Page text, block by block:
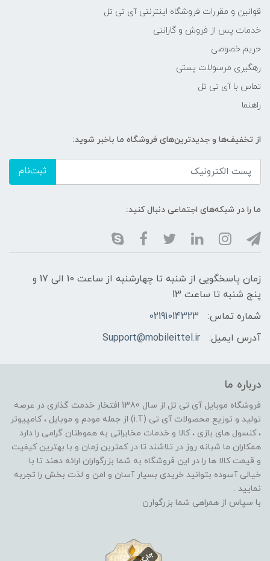
قوانین و مقررات فروشگاه اینترنتی آی تی تل
خدمات پس از فروش و گارانتی
حریم خصوصی
رهگیری مرسولات پستی
تماس با آی تی تل
راهنما
از تخفیف‌ها و جدیدترین‌های فروشگاه ما باخبر شوید:
ثبت‌نام
ما را در شبکه‌های اجتماعی دنبال کنید:
زمان پاسخگویی از شنبه تا چهارشنبه از ساعت 10 الی 17 و
پنج شنبه تا ساعت 13
شماره تماس:
02191014323
آدرس ایمیل:
Support@mobileittel.ir
درباره ما
فروشگاه موبایل آی تی تل از سال 1380 افتخار خدمت گذاری در عرصه
تولید و توزیع محصولات آی تی (i.T) از جمله مودم و موبایل ، کامپیوتر
، کنسول های بازی ، کالا و خدمات مخابراتی به هموطنان گرامی را دارد .
همکاران ما شبانه روز در تلاشند تا در کمترین زمان و با بهترین کیفیت
و قیمت کالا ها را در این فروشگاه به شما بزرگواران ارائه دهند تا با
خیالی آسوده بتوانید خریدی بسیار آسان و امن و لذت بخش را تجربه
نمایید .
با سپاس از همراهی شما بزرگوارن